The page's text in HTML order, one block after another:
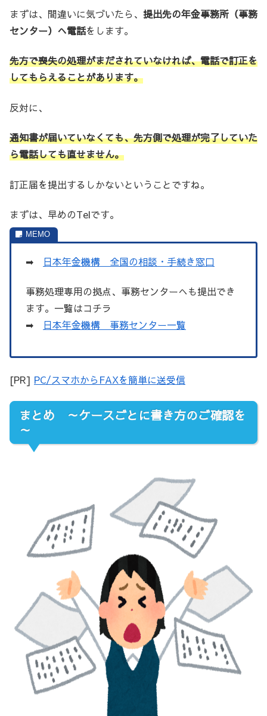
まずは、間違いに気づいたら、 提出先の年金事務所（事務
センター）へ電話をします。
先方で喪失の処理がまだされていなければ、電話で訂正を
してもらえることがあります。
反対に、
通知書が届いていなくても、先方側で処理が完了していた
ら電話しても直せません。
訂正届を提出するしかないということですね。
まずは、早めのTelです。
➡ 日本年金機構 全国の相談・手続き窓口
事務処理専用の拠点、事務センターへも提出でき
ます。一覧はコチラ
➡ 日本年金機構 事務センター一覧
[PR] PC/スマホからFAXを簡単に送受信
まとめ ～ケースごとに書き方のご確認を
～